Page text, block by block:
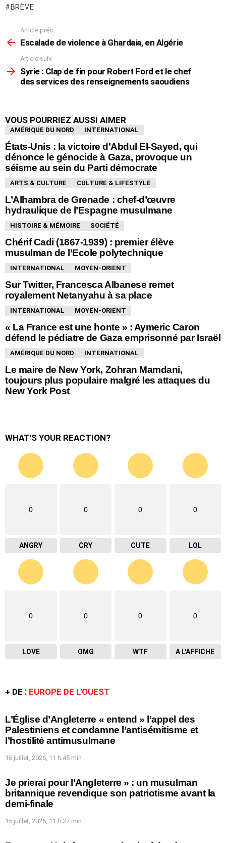
BRÈVE
voir
Article préc.
Escalade de violence à Ghardaia, en Algérie
Article suiv.
Syrie : Clap de fin pour Robert Ford et le chef
des services des renseignements saoudiens
VOUS POURRIEZ AUSSI AIMER
AMÉRIQUE DU NORD INTERNATIONAL
États-Unis : la victoire d’Abdul El-Sayed, qui
dénonce le génocide à Gaza, provoque un
séisme au sein du Parti démocrate
ARTS & CULTURE CULTURE & LIFESTYLE
L’Alhambra de Grenade : chef-d’œuvre
hydraulique de l’Espagne musulmane
HISTOIRE & MÉMOIRE SOCIÉTÉ
Chérif Cadi (1867-1939) : premier élève
musulman de l’Ecole polytechnique
INTERNATIONAL MOYEN-ORIENT
Sur Twitter, Francesca Albanese remet
royalement Netanyahu à sa place
INTERNATIONAL MOYEN-ORIENT
« La France est une honte » : Aymeric Caron
défend le pédiatre de Gaza emprisonné par Israël
AMÉRIQUE DU NORD INTERNATIONAL
Le maire de New York, Zohran Mamdani,
toujours plus populaire malgré les attaques du
New York Post
WHAT'S YOUR REACTION?
0
ANGRY
0
CRY
0
CUTE
0
LOL
0
LOVE
0
OMG
0
WTF
0
A L'AFFICHE
+ DE : EUROPE DE L'OUEST
L’Église d’Angleterre « entend » l’appel des
Palestiniens et condamne l’antisémitisme et
l’hostilité antimusulmane
16 juillet, 2026, 11 h 45 min
Je prierai pour l’Angleterre » : un musulman
britannique revendique son patriotisme avant la
demi-finale
15 juillet, 2026, 11 h 37 min